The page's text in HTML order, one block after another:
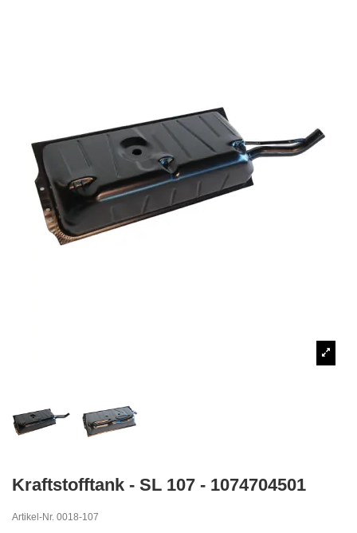
Kraftstofftank - SL 107 - 1074704501
Artikel-Nr. 0018-107